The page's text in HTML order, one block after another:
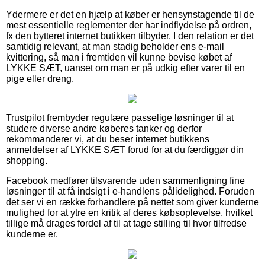
Ydermere er det en hjælp at køber er hensynstagende til de
mest essentielle reglementer der har indflydelse på ordren,
fx den bytteret internet butikken tilbyder. I den relation er det
samtidig relevant, at man stadig beholder ens e-mail
kvittering, så man i fremtiden vil kunne bevise købet af
LYKKE SÆT, uanset om man er på udkig efter varer til en
pige eller dreng.
Trustpilot frembyder regulære passelige løsninger til at
studere diverse andre køberes tanker og derfor
rekommanderer vi, at du beser internet butikkens
anmeldelser af LYKKE SÆT forud for at du færdiggør din
shopping.
Facebook medfører tilsvarende uden sammenligning fine
løsninger til at få indsigt i e-handlens pålidelighed. Foruden
det ser vi en række forhandlere på nettet som giver kunderne
mulighed for at ytre en kritik af deres købsoplevelse, hvilket
tillige må drages fordel af til at tage stilling til hvor tilfredse
kunderne er.